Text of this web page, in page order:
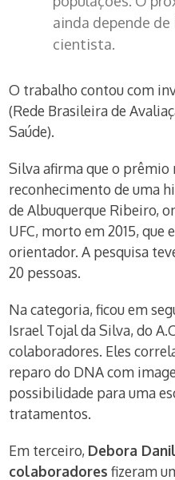
ainda depende de
cientista.
O trabalho contou com
(Rede Brasileira de
Saúde).
Silva afirma que o prêmio
reconhecimento de uma
de Albuquerque Ribeiro,
UFC, morto em 2015, que
orientador. A pesquisa
20 pessoas.
Na categoria, ficou em
Israel Tojal da Silva, do
colaboradores. Eles
reparo do DNA com
possibilidade para uma
tratamentos.
Em terceiro, Debora
colaboradores fizeram